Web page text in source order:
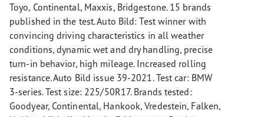
Toyo, Continental, Maxxis, Bridgestone. 15 brands
published in the test. Auto Bild: Test winner with
convincing driving characteristics in all weather
conditions, dynamic wet and dry handling, precise
turn-in behavior, high mileage. Increased rolling
resistance. Auto Bild issue 39-2021. Test car: BMW
3-series. Test size: 225/50R17. Brands tested:
Goodyear, Continental, Hankook, Vredestein, Falken,